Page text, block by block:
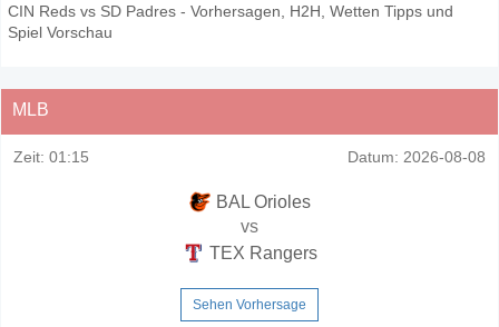
CIN Reds vs SD Padres - Vorhersagen, H2H, Wetten Tipps und
Spiel Vorschau
MLB
Zeit: 01:15 Datum: 2026-08-08
BAL Orioles
vs
TEX Rangers
Sehen Vorhersage